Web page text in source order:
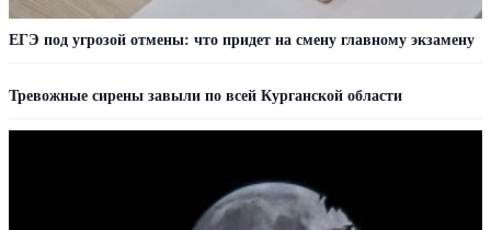
ЕГЭ под угрозой отмены: что придет на смену главному экзамену
Тревожные сирены завыли по всей Курганской области